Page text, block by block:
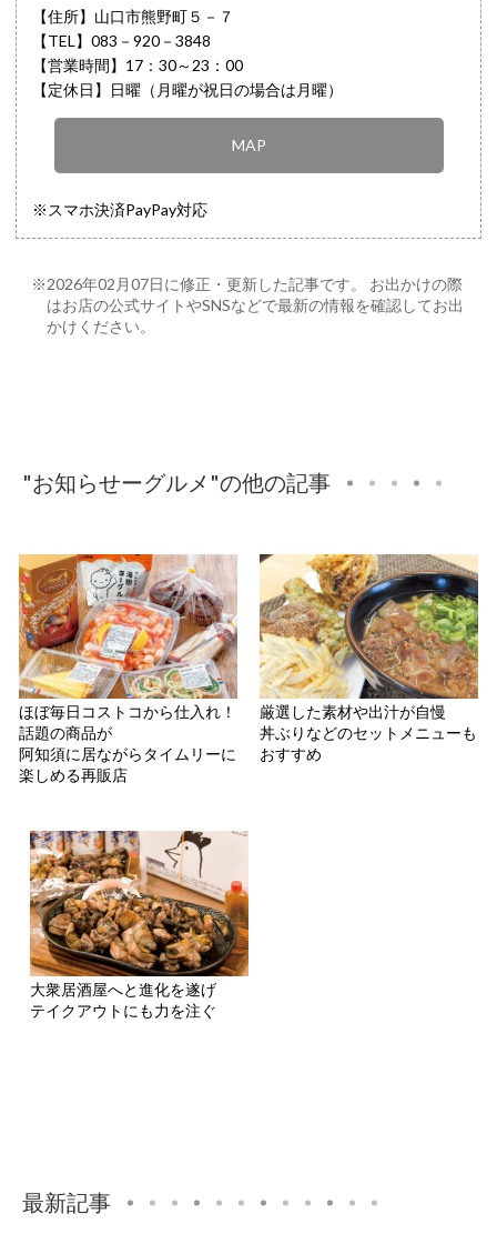
【住所】山口市熊野町５－７
【TEL】 083－920－3848
【営業時間】17：30～23：00
【定休日】日曜（月曜が祝日の場合は月曜）
MAP
※スマホ決済PayPay対応
※2026年02月07日に修正・更新した記事です。 お出かけの際
はお店の公式サイトやSNSなどで最新の情報を確認してお出
かけください。
"お知らせーグルメ"の他の記事
ほぼ毎日コストコから仕入れ！
話題の商品が
阿知須に居ながらタイムリーに
楽しめる再販店
厳選した素材や出汁が自慢
丼ぶりなどのセットメニューも
おすすめ
大衆居酒屋へと進化を遂げ
テイクアウトにも力を注ぐ
最新記事